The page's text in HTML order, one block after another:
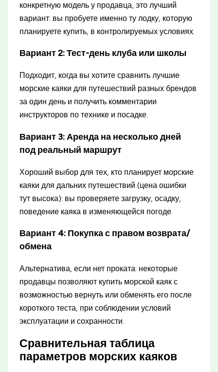
конкретную модель у продавца, это лучший
вариант: вы пробуете именно ту лодку, которую
планируете купить, в контролируемых условиях.
Вариант 2: Тест-день клуба или школы
Подходит, когда вы хотите сравнить лучшие
морские каяки для путешествий разных брендов
за один день и получить комментарии
инструкторов по технике и посадке.
Вариант 3: Аренда на несколько дней
под реальный маршрут
Хороший выбор для тех, кто планирует морские
каяки для дальних путешествий (цена ошибки
тут высока): вы проверяете загрузку, осадку,
поведение каяка в изменяющейся погоде.
Вариант 4: Покупка с правом возврата/
обмена
Альтернатива, если нет проката: некоторые
продавцы позволяют купить морской каяк с
возможностью вернуть или обменять его после
короткого теста, при соблюдении условий
эксплуатации и сохранности.
Сравнительная таблица
параметров морских каяков